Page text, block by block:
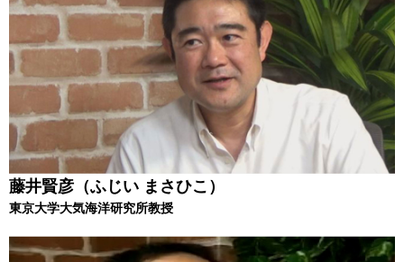
藤井賢彦（ふじい まさひこ）
東京大学大気海洋研究所教授